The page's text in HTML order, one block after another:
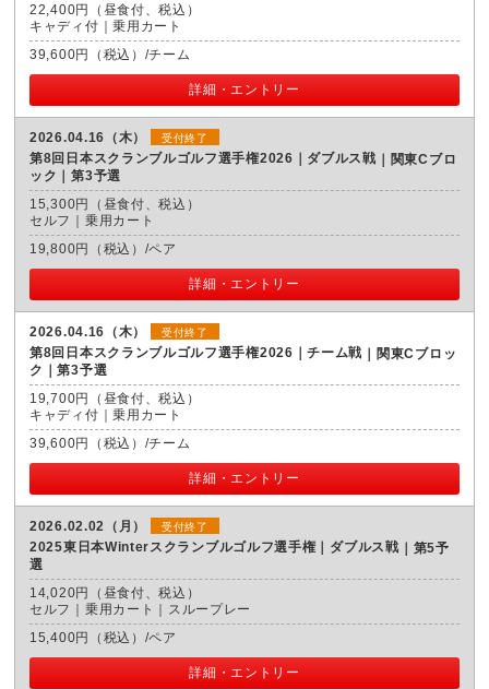
22,400円（昼食付、税込）
キャディ付｜乗用カート
39,600円（税込）/チーム
詳細・エントリー
2026.04.16（木） 受付終了
第8回日本スクランブルゴルフ選手権2026｜ダブルス戦
関東Cブロ
ック｜第3予選
15,300円（昼食付、税込）
セルフ｜乗用カート
19,800円（税込）/ペア
詳細・エントリー
2026.04.16（木） 受付終了
第8回日本スクランブルゴルフ選手権2026｜チーム戦
関東Cブロッ
ク｜第3予選
19,700円（昼食付、税込）
キャディ付｜乗用カート
39,600円（税込）/チーム
詳細・エントリー
2026.02.02（月） 受付終了
2025東日本Winterスクランブルゴルフ選手権｜ダブルス戦
第5予
選
14,020円（昼食付、税込）
セルフ｜乗用カート｜スループレー
15,400円（税込）/ペア
詳細・エントリー